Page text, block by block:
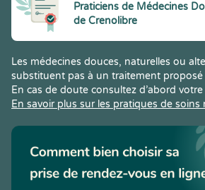
Praticiens de Médecines
de Crenolibre
Les médecines douces, naturelles ou
substituent pas à un traitement proposé
En cas de doute consultez d’abord
En savoir plus sur les pratiques de